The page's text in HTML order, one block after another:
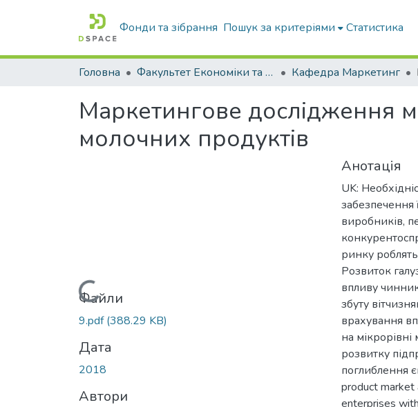
Фонди та зібрання Пошук за критеріями Статистика
Головна Факультет Економіки та бізнесу Кафедра Маркетинг
Маркетингове дослідження
молочних продуктів
Вантажиться...
Файли
9.pdf(388.29 KB)
Дата
2018
Автори
Анотація
UK:
забезпечення
виробників,
ринку
Розвиток
впливу
збуту
врахування
на мікрорівні
розвитку
поглиблення
product market
enterprises